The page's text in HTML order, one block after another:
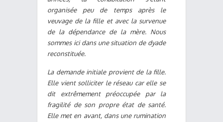
organisée peu de temps après le
veuvage de la fille et avec la survenue
de la dépendance de la mère. Nous
sommes ici dans une situation de dyade
reconstituée.
La demande initiale provient de la fille.
Elle vient solliciter le réseau car elle se
dit extrêmement préoccupée par la
fragilité de son propre état de santé.
Elle met en avant, dans une rumination